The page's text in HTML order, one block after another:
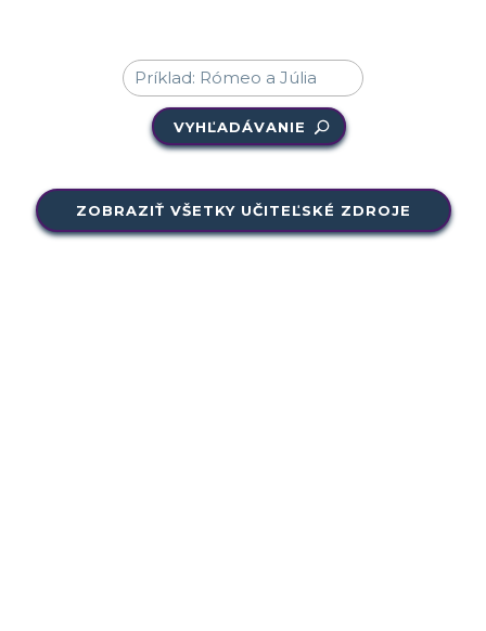
VYHĽADÁVANIE
ZOBRAZIŤ VŠETKY UČITEĽSKÉ ZDROJE